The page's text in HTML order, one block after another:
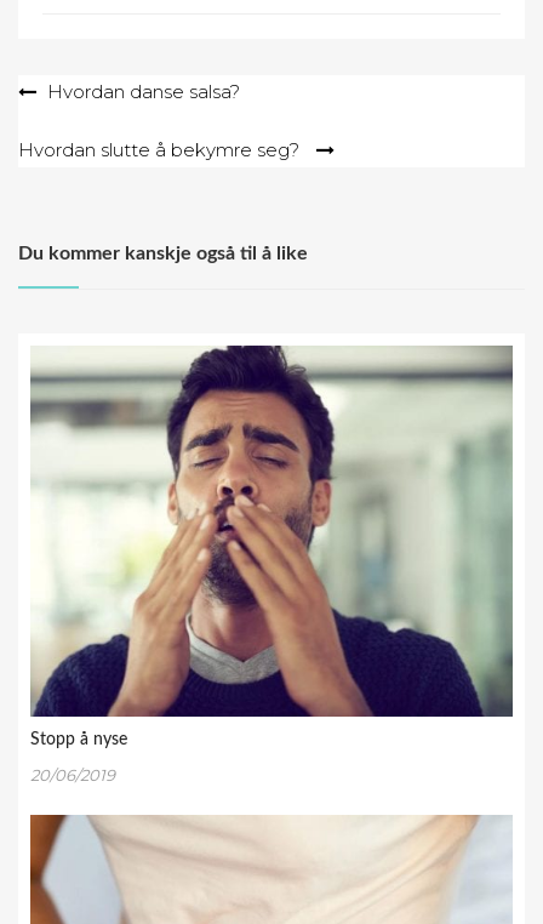
PostHvordan danse salsa?
Hvordan slutte å bekymre seg?
Du kommer kanskje også til å like
Stopp å nyse
20/06/2019